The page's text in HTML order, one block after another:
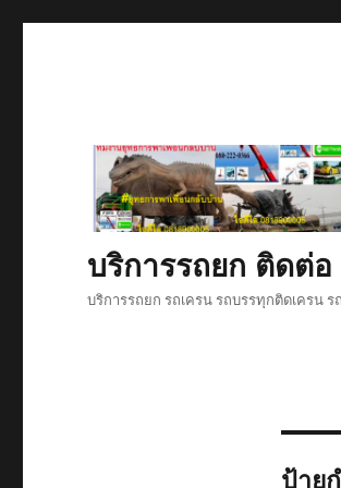
บริการรถยก ติดต่
บริการรถยก รถเครน รถบรรทุกติดเครน
ป้าย